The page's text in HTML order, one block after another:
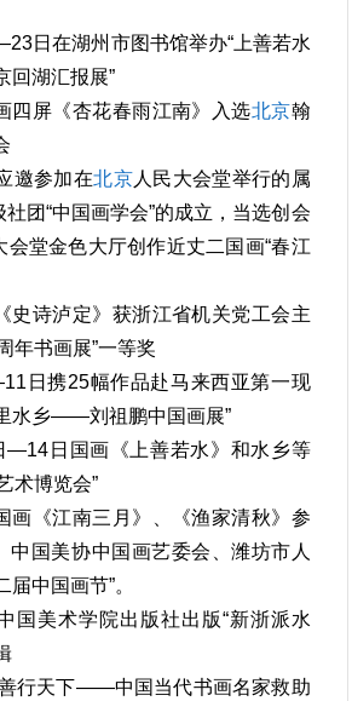
日在湖州市图书馆举办“上善若水
回湖汇报展”
四屏《杏花春雨江南》入选北京翰
邀参加在北京人民大会堂举行的属
团“中国画学会”的成立，当选创会
会堂金色大厅创作近丈二国画“春江
史诗泸定》获浙江省机关党工会主
年书画展”一等奖
日携25幅作品赴马来西亚第一现
水乡——刘祖鹏中国画展”
—14日国画《上善若水》和水乡等
术博览会”
画《江南三月》、《渔家清秋》参
中国美协中国画艺委会、潍坊市人
届中国画节”。
国美术学院出版社出版“新浙派水
善行天下——中国当代书画名家救助